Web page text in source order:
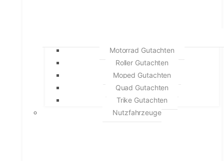
Motorrad Gutachten
Roller Gutachten
Moped Gutachten
Quad Gutachten
Trike Gutachten
Nutzfahrzeuge